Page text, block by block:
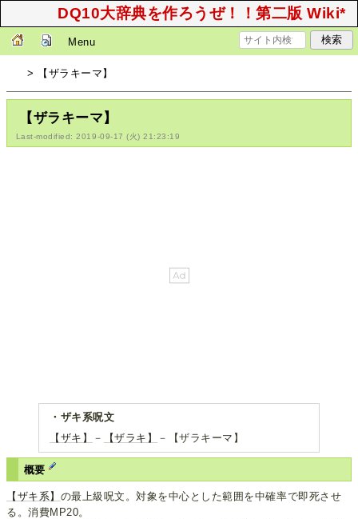
DQ10大辞典を作ろうぜ！！第二版 Wiki*
Menu
> 【ザラキーマ】
【ザラキーマ】
Last-modified: 2019-09-17 (火) 21:23:19
・ザキ系呪文
【ザキ】
－ 【ザラキ】 －【ザラキーマ】
概要
【ザキ系】 の最上級呪文。対象を中心とした範囲を中確率で即死させ
る。消費MP20。